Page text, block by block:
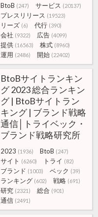
BtoB (247) サービス (20137)
プレスリリース (19523)
リーズ (6) 代行 (390)
会社 (9322) 広告 (4099)
提供 (16563) 株式 (8960)
運用 (2486) 開始 (22402)
BtoBサイトランキン
グ 2023 総合ランキン
グ | BtoBサイトラン
キング | ブランド戦略
通信│トライベック・
ブランド戦略研究所
2023 (1936) BtoB (247)
サイト (6260) トライ (82)
ブランド (1003) ベック (39)
ランキング (602) 戦略 (691)
研究 (2321) 総合 (901)
通信 (2491)